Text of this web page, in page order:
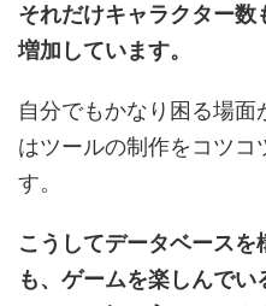
それだけキャラクター数
増加しています。
自分でもかなり困る場
はツールの制作をコツ
す。
こうしてデータベース
も、ゲームを楽しんで